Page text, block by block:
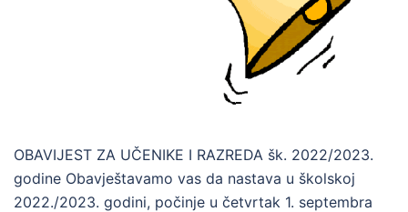
OBAVIJEST ZA UČENIKE I RAZREDA šk. 2022/2023.
godine Obavještavamo vas da nastava u školskoj
2022./2023. godini, počinje u četvrtak 1. septembra